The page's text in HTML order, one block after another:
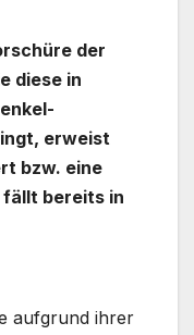
der
diese in
erweist
bzw. eine
bereits in
aufgrund ihrer